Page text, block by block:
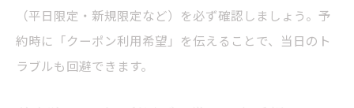
美容院クーポンで時短と満足の両立を叶え
る方法
（平日限定・新規限定など）を必ず確認しましょう。予
約時に「クーポン利用希望」を伝えることで、当日のト
ラブルも回避できます。